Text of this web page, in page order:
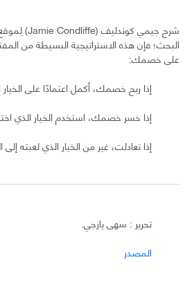
البحث؛ فإن هذه الاستراتيجية البسيطة من
على خصمك:
إذا ربح خصمك، أكمل اعتمادًا على الخيار
إذا خسر خصمك، استخدم الخيار الذي
إذا تعادلت، غير من الخيار الذي لعبته
تحرير : سهى يازجي.
المصدر